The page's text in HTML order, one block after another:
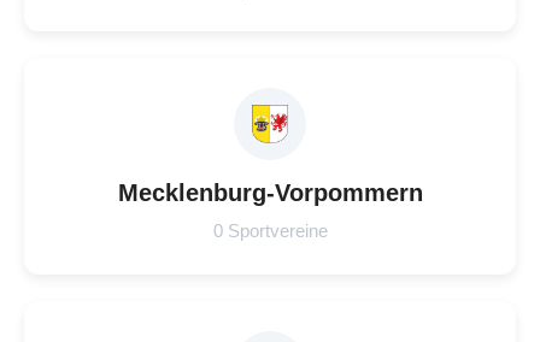
Mecklenburg-Vorpommern
0 Sportvereine